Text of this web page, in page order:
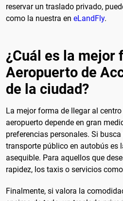
reservar un traslado privado,
como la nuestra en eLandFly.
¿Cuál es la mejor
Aeropuerto de
de la ciudad?
La mejor forma de llegar al centro
aeropuerto depende en gran
preferencias personales. Si
transporte público en autobús es
asequible. Para aquellos que
rapidez, los taxis o servicios
Finalmente, si valora la